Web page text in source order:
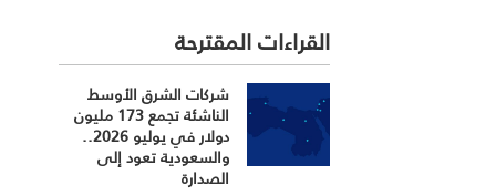
القراءات المقترحة
شركات الشرق الأوسط
الناشئة تجمع 173 مليون
دولار في يوليو 2026..
والسعودية تعود إلى
الصدارة